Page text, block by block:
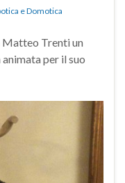
e Domotica
Matteo Trenti un
per il suo